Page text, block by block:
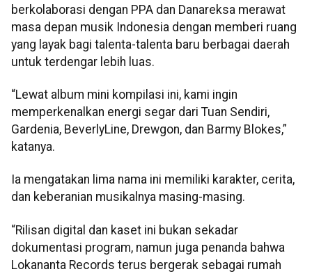
berkolaborasi dengan PPA dan Danareksa merawat
masa depan musik Indonesia dengan memberi ruang
yang layak bagi talenta-talenta baru berbagai daerah
untuk terdengar lebih luas.
“Lewat album mini kompilasi ini, kami ingin
memperkenalkan energi segar dari Tuan Sendiri,
Gardenia, BeverlyLine, Drewgon, dan Barmy Blokes,”
katanya.
Ia mengatakan lima nama ini memiliki karakter, cerita,
dan keberanian musikalnya masing-masing.
“Rilisan digital dan kaset ini bukan sekadar
dokumentasi program, namun juga penanda bahwa
Lokananta Records terus bergerak sebagai rumah